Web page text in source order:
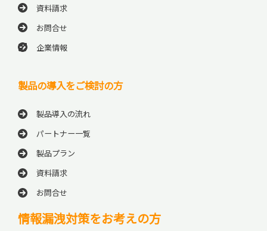
資料請求
お問合せ
企業情報
製品の導入をご検討の方
製品導入の流れ
パートナー一覧
製品プラン
資料請求
お問合せ
情報漏洩対策をお考えの方